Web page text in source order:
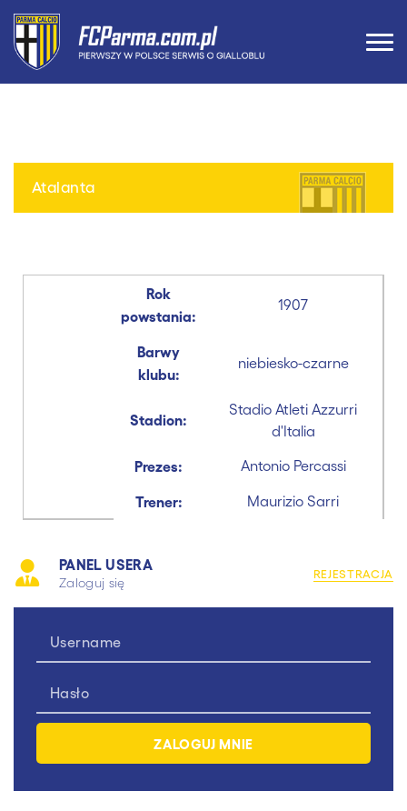
PANEL USERA
Zaloguj się
REJESTRACJA
Atalanta
Rok
powstania:
1907
Barwy
klubu:
niebiesko-czarne
Stadion:
Stadio Atleti Azzurri
d'Italia
Prezes: Antonio Percassi
Trener: Maurizio Sarri